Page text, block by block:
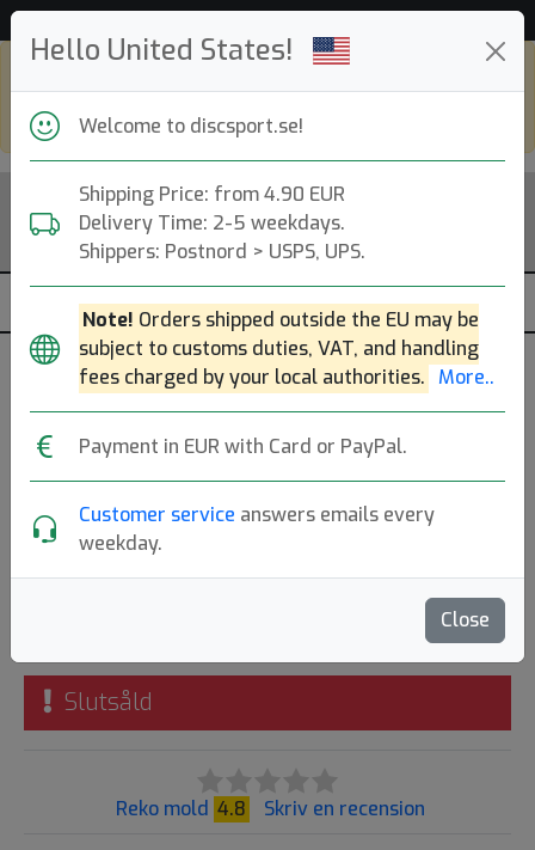
Hello United States!
Welcome to discsport.se!
Shipping Price: from 4.90 EUR
Delivery Time: 2-5 weekdays.
Shippers: Postnord > USPS, UPS.
Note! Orders shipped outside the EU may be
subject to customs duties, VAT, and handling
fees charged by your local authorities. More..
Payment in EUR with Card or PayPal.
Customer service answers emails every
weekday.
Close
go todiscsport.com
Was
30 Apr
K1 Hard Reko - Braeden
Sides - X-Out
Kastaplast
Flight: 3 3 0 1
Slutsåld
Reko mold 4.8 Skriv en recension